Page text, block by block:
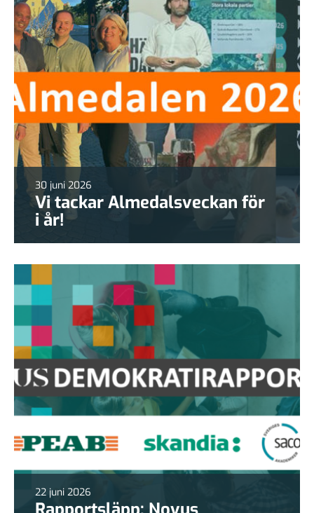
30 juni 2026
Vi tackar Almedalsveckan för
i år!
22 juni 2026